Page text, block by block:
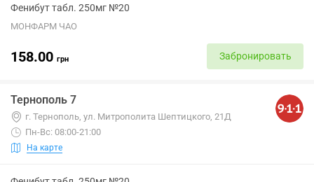
Фенибут табл. 250мг №20
МОНФАРМ ЧАО
158.00 грн Забронировать
Тернополь 7
г. Тернополь, ул. Митрополита Шептицкого, 21Д
Пн-Вс: 08:00-21:00
На карте